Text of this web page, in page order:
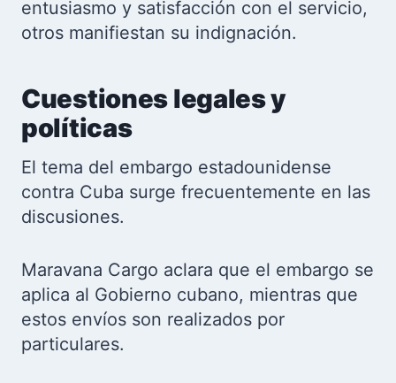
entusiasmo y satisfacción con el servicio,
otros manifiestan su indignación.
Cuestiones legales y
políticas
El tema del embargo estadounidense
contra Cuba surge frecuentemente en las
discusiones.
Maravana Cargo aclara que el embargo se
aplica al Gobierno cubano, mientras que
estos envíos son realizados por
particulares.